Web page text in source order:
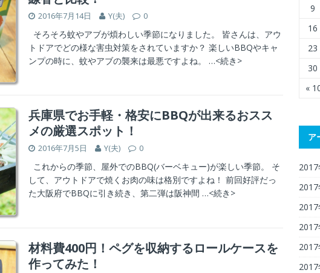
2016年7月14日 Y(夫) 0
そろそろ蚊やアブが煩わしい季節になりました。 皆さんは、アウ
トドアでどの様な害虫対策をされていますか？ 楽しいBBQやキャ
ンプの時に、蚊やアブの襲来は最悪ですよね。 …<続き>
兵庫県でお手軽・格安にBBQが出来るおスス
メの厳選スポット！
2016年7月5日 Y(夫) 0
これからの季節、屋外でのBBQ(バーベキュー)が楽しい季節。 そ
して、アウトドアで焼くお肉の味は格別ですよね！ 前回好評だっ
た大阪府でBBQに引き続き、第二弾は阪神間 …<続き>
材料費400円！ペグを収納するロールケースを
作ってみた！
«
9
16
23
30
ア